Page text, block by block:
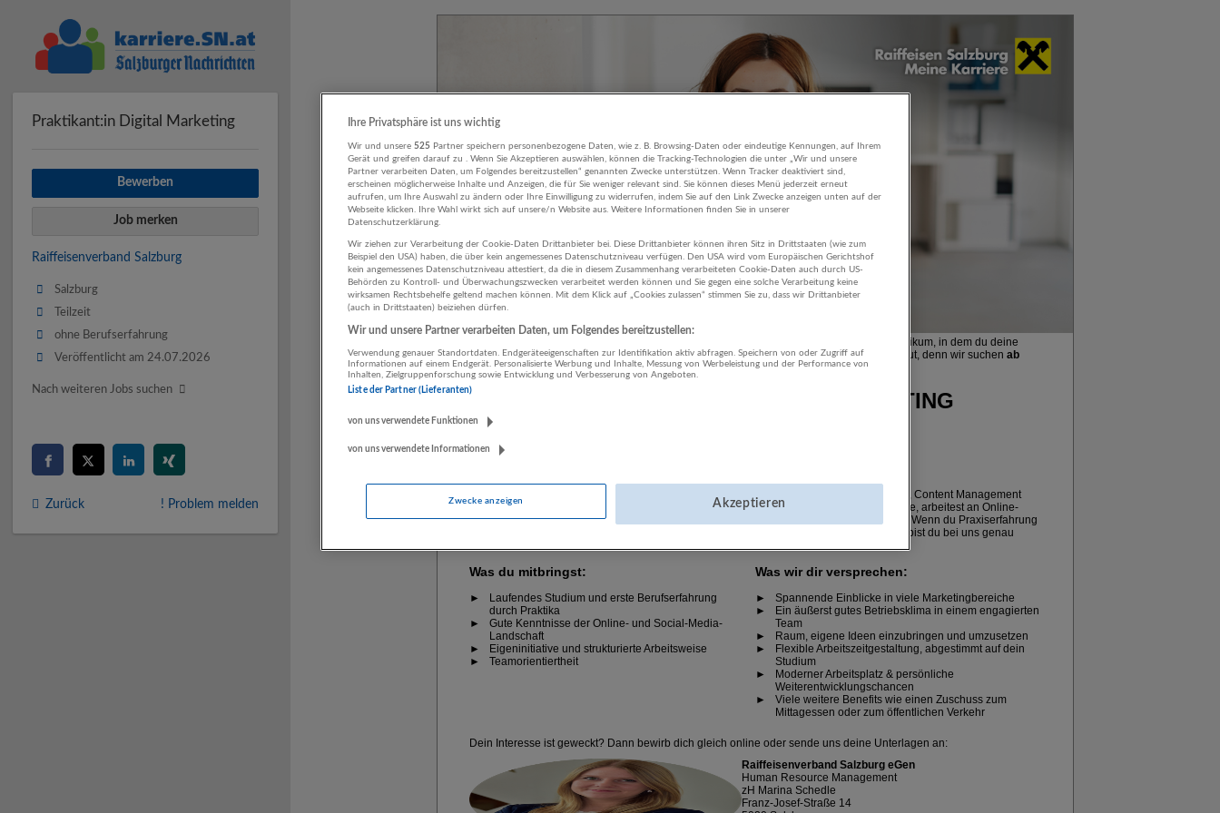
Praktikant:in Digital Marketing
Bewerben
Job merken
Raiffeisenverband Salzburg
Salzburg
Teilzeit
ohne Berufserfahrung
Veröffentlicht am 24.07.2026
Nach weiteren Jobs suchen
Zurück ! Problem melden
Ihre Privatsphäre ist uns wichtig
Wir und unsere525 Partner speichern personenbezogene Daten, wie z. B. Browsing-Daten oder eindeutige Kennungen, auf Ihrem
Gerät und greifen darauf zu . Wenn Sie Akzeptieren auswählen, können die Tracking-Technologien die unter „Wir und unsere
Partner verarbeiten Daten, um Folgendes bereitzustellen“ genannten Zwecke unterstützen. Wenn Tracker deaktiviert sind,
erscheinen möglicherweise Inhalte und Anzeigen, die für Sie weniger relevant sind. Sie können dieses Menü jederzeit erneut
aufrufen, um Ihre Auswahl zu ändern oder Ihre Einwilligung zu widerrufen, indem Sie auf den Link Zwecke anzeigen unten auf der
Webseite klicken. Ihre Wahl wirkt sich auf unsere/n Website aus. Weitere Informationen finden Sie in unserer
Datenschutzerklärung.
Wir ziehen zur Verarbeitung der Cookie-Daten Drittanbieter bei. Diese Drittanbieter können ihren Sitz in Drittstaaten (wie zum
Beispiel den USA) haben, die über kein angemessenes Datenschutzniveau verfügen. Den USA wird vom Europäischen Gerichtshof
kein angemessenes Datenschutzniveau attestiert, da die in diesem Zusammenhang verarbeiteten Cookie-Daten auch durch US-
Behörden zu Kontroll- und Überwachungszwecken verarbeitet werden können und Sie gegen eine solche Verarbeitung keine
wirksamen Rechtsbehelfe geltend machen können. Mit dem Klick auf „Cookies zulassen“ stimmen Sie zu, dass wir Drittanbieter
(auch in Drittstaaten) beiziehen dürfen.
Wir und unsere Partner verarbeiten Daten, um Folgendes bereitzustellen:
Verwendung genauer Standortdaten. Endgeräteeigenschaften zur Identifikation aktiv abfragen. Speichern von oder Zugriff auf
Informationen auf einem Endgerät. Personalisierte Werbung und Inhalte, Messung von Werbeleistung und der Performance von
Inhalten, Zielgruppenforschung sowie Entwicklung und Verbesserung von Angeboten.
Liste der Partner (Lieferanten)
von uns verwendete Funktionen
von uns verwendete Informationen
Zwecke anzeigen Akzeptieren